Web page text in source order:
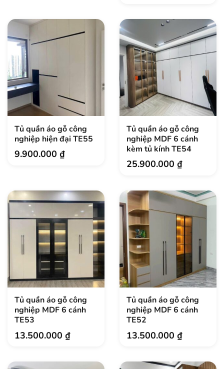
Tủ quần áo gỗ công
nghiệp hiện đại TE55
9.900.000 ₫
Tủ quần áo gỗ công
nghiệp MDF 6 cánh
kèm tủ kính TE54
25.900.000 ₫
Tủ quần áo gỗ công
nghiệp MDF 6 cánh
TE53
13.500.000 ₫
Tủ quần áo gỗ công
nghiệp MDF 6 cánh
TE52
13.500.000 ₫